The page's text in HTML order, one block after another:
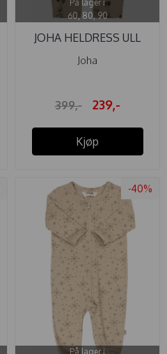
På lager i
60, 80, 90
JOHA HELDRESS ULL
BALLON ...
Joha
399,- 239,-
Kjøp
-40%
På lager i